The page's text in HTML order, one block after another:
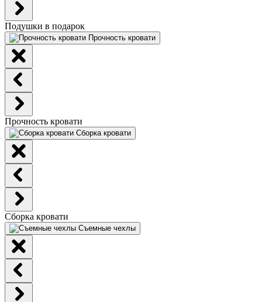
Подушки в подарок
Прочность кровати
Прочность кровати
Сборка кровати
Сборка кровати
Съемные чехлы